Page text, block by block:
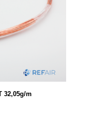
32,05g/m